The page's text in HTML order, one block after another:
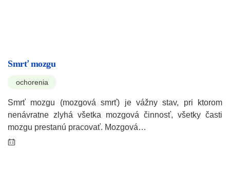
Smrť mozgu
ochorenia
Smrť mozgu (mozgová smrť) je vážny stav, pri ktorom
nenávratne zlyhá všetka mozgová činnosť, všetky časti
mozgu prestanú pracovať. Mozgová…